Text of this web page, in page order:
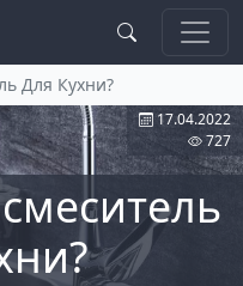
Для Кухни?
17.04.2022
727